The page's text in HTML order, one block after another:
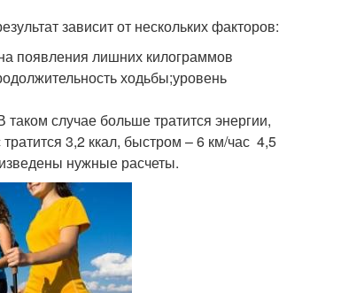
зависит от нескольких факторов:
появления лишних килограммов
ходьбы;уровень
случае больше тратится энергии,
3,2 ккал, быстром – 6 км/час 4,5
нужные расчеты.